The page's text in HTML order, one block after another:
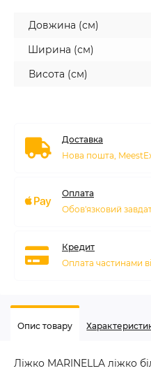
Довжина (см)
Ширина (см)
Висота (см)
Доставка
Нова пошта,
Оплата
Обов'язковий
Кредит
Оплата частинами
Опис товару
Ліжко MARINELLA ліжко